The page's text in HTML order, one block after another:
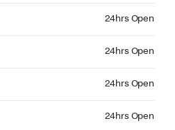
24hrs Open
24hrs Open
24hrs Open
24hrs Open